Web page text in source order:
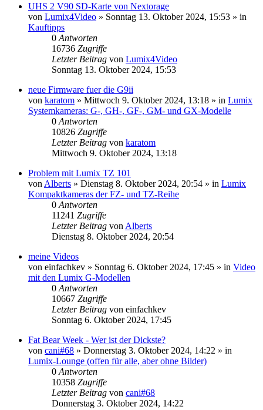
UHS 2 V90 SD-Karte von Nextorage
von Lumix4Video » Sonntag 13. Oktober 2024, 15:53 » in
Kauftipps
0 Antworten
16736 Zugriffe
Letzter Beitrag von Lumix4Video
Sonntag 13. Oktober 2024, 15:53
neue Firmware fuer die G9ii
von karatom » Mittwoch 9. Oktober 2024, 13:18 » in Lumix
Systemkameras: G-, GH-, GF-, GM- und GX-Modelle
0 Antworten
10826 Zugriffe
Letzter Beitrag von karatom
Mittwoch 9. Oktober 2024, 13:18
Problem mit Lumix TZ 101
von Alberts » Dienstag 8. Oktober 2024, 20:54 » in Lumix
Kompaktkameras der FZ- und TZ-Reihe
0 Antworten
11241 Zugriffe
Letzter Beitrag von Alberts
Dienstag 8. Oktober 2024, 20:54
meine Videos
von einfachkev » Sonntag 6. Oktober 2024, 17:45 » in Video
mit den Lumix G-Modellen
0 Antworten
10667 Zugriffe
Letzter Beitrag von einfachkev
Sonntag 6. Oktober 2024, 17:45
Fat Bear Week - Wer ist der Dickste?
von cani#68 » Donnerstag 3. Oktober 2024, 14:22 » in
Lumix-Lounge (offen für alle, aber ohne Bilder)
0 Antworten
10358 Zugriffe
Letzter Beitrag von cani#68
Donnerstag 3. Oktober 2024, 14:22